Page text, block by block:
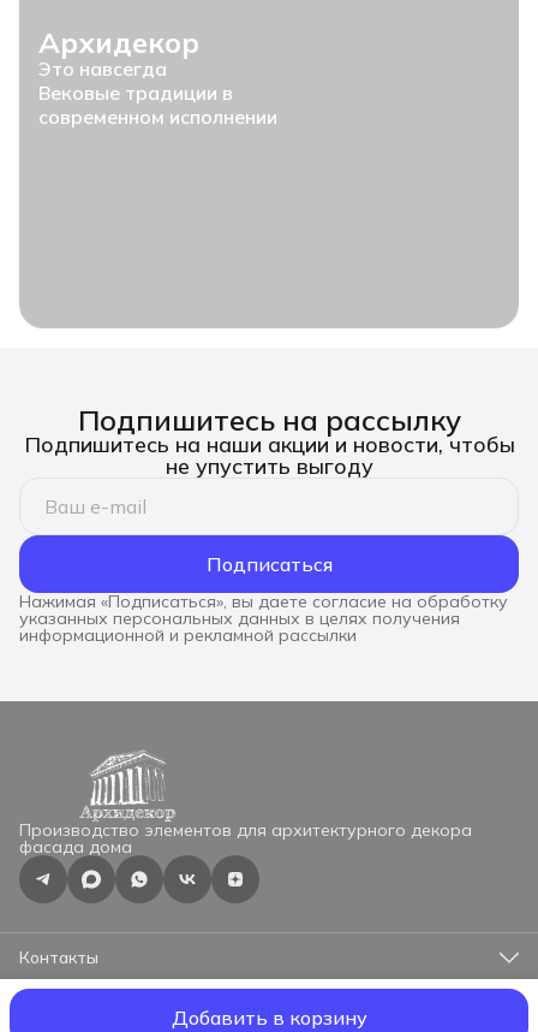
Добавить в корзину
Архидекор
Это навсегда
Вековые традиции в
современном исполнении
Подпишитесь на рассылку
Подпишитесь на наши акции и новости, чтобы
не упустить выгоду
Подписаться
Нажимая «Подписаться», вы даете согласие на обработку
указанных персональных данных в целях получения
информационной и рекламной рассылки
Производство элементов для архитектурного декора
фасада дома
Контакты
Адрес
ООО "АрхиДекор"О материалеОплатаДоставка